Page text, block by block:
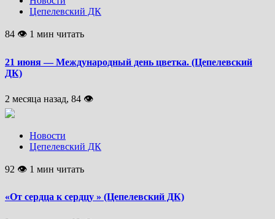
Цепелевский ДК
84 👁 1 мин читать
21 июня — Международный день цветка. (Цепелевский
ДК)
2 месяца назад, 84 👁
Новости
Цепелевский ДК
92 👁 1 мин читать
«От сердца к сердцу » (Цепелевский ДК)